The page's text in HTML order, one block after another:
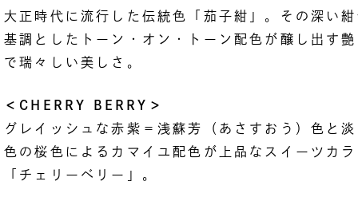
大正時代に流行した伝統色「茄子紺」。その深い
基調としたトーン・オン・トーン配色が醸し出す
で瑞々しい美しさ。
＜CHERRY BERRY＞
グレイッシュな赤紫＝浅蘇芳（あさすおう）色と
色の桜色によるカマイユ配色が上品なスイーツカ
「チェリーベリー」。